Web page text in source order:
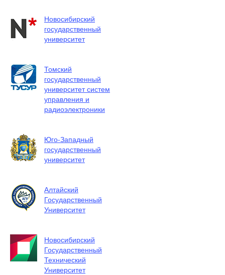
Новосибирский
государственный
университет
Томский
государственный
университет систем
управления и
радиоэлектроники
Юго-Западный
государственный
университет
Алтайский
Государственный
Университет
Новосибирский
Государственный
Технический
Университет